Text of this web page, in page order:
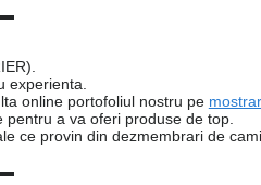
experienta.
online portofoliul nostru pe
a va oferi produse de top.
ce provin din dezmembrari de